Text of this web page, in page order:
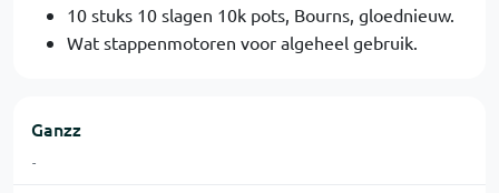
10 stuks 10 slagen 10k pots, Bourns, gloednieuw.
Wat stappenmotoren voor algeheel gebruik.
Ganzz
-